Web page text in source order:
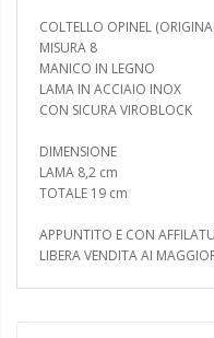
COLTELLO OPINEL
MISURA 8
MANICO IN LEGNO
LAMA IN ACCIAIO INOX
CON SICURA VIROBLOCK
DIMENSIONE
LAMA 8,2 cm
TOTALE 19 cm
APPUNTITO E CON
LIBERA VENDITA AI